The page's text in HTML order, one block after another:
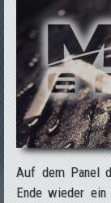
Auf dem Panel
Ende wieder